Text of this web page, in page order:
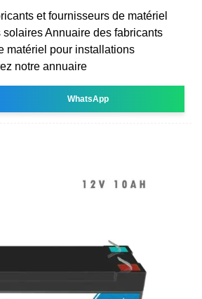
et fournisseurs de matériel
Annuaire des fabricants
matériel pour installations
notre annuaire
WhatsApp